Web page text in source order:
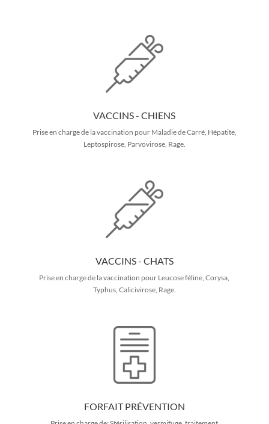
VACCINS - CHIENS
Prise en charge de la vaccination pour Maladie de Carré, Hépatite,
Leptospirose, Parvovirose, Rage.
VACCINS - CHATS
Prise en charge de la vaccination pour Leucose féline, Corysa,
Typhus, Calicivirose, Rage.
FORFAIT PRÉVENTION